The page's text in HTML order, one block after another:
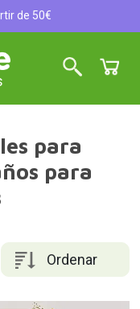
de 50€
para
para
Ordenar